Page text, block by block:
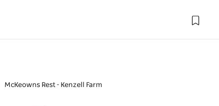
McKeowns Rest - Kenzell Farm